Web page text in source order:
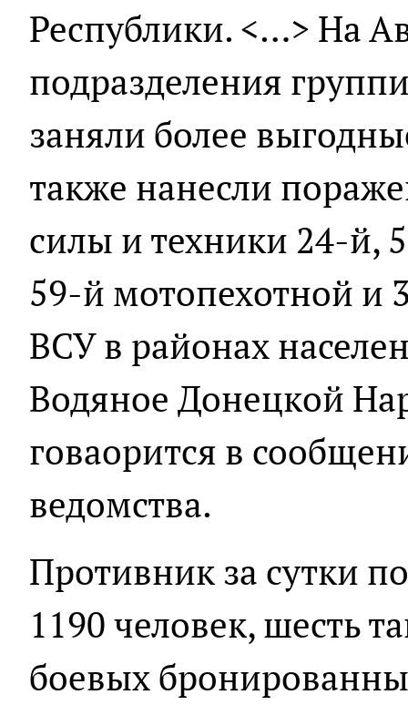
Республики. <…> На
подразделения
заняли более
также нанесли
силы и техники 24-й,
59-й мотопехотной и
ВСУ в районах
Водяное Донецкой
говаорится в
ведомства.
Противник за сутки
1190 человек, шесть
боевых